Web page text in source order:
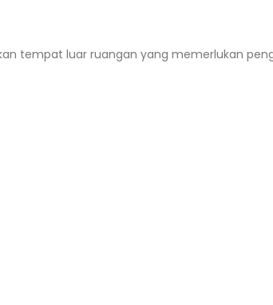
tempat luar ruangan yang memerlukan